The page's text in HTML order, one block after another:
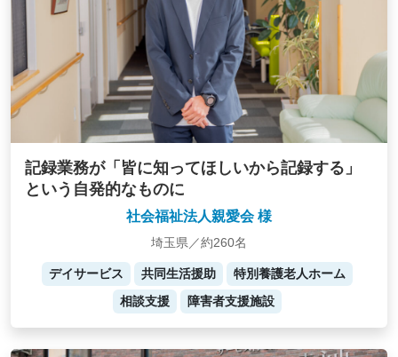
記録業務が「皆に知ってほしいから記録する」
という自発的なものに
社会福祉法人親愛会 様
埼玉県／約260名
デイサービス 共同生活援助
特別養護老人ホーム
相談支援
障害者支援施設